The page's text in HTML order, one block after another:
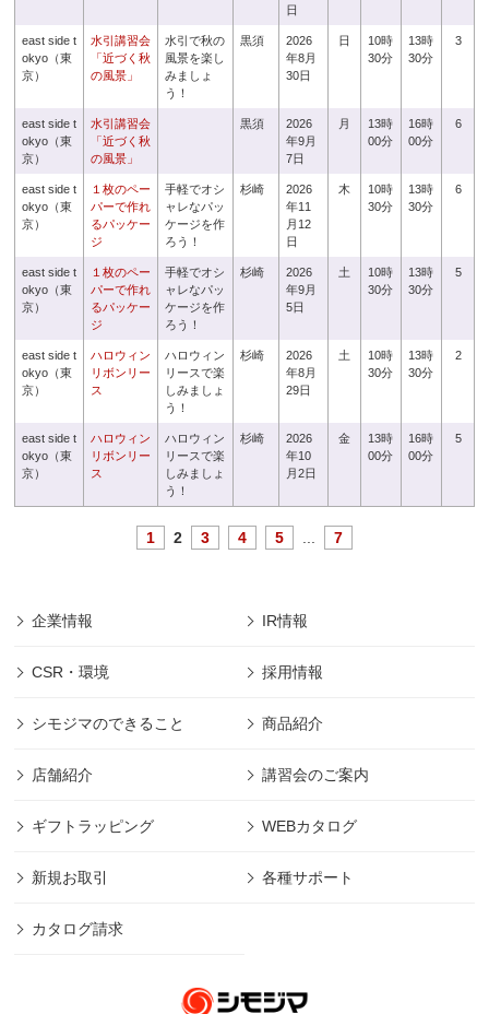
日
east side t
okyo（東
京）
水引講習会
「近づく秋
の風景」
水引で秋の
風景を楽し
みましょ
う！
黒須
2026
年8月
30日
日
10時
30分
13時
30分
3
east side t
okyo（東
京）
水引講習会
「近づく秋
の風景」
黒須
2026
年9月
7日
月
13時
00分
16時
00分
6
east side t
okyo（東
京）
１枚のペー
パーで作れ
るパッケー
ジ
手軽でオシ
ャレなパッ
ケージを作
ろう！
杉崎
2026
年11
月12
日
木
10時
30分
13時
30分
6
east side t
okyo（東
京）
１枚のペー
パーで作れ
るパッケー
ジ
手軽でオシ
ャレなパッ
ケージを作
ろう！
杉崎
2026
年9月
5日
土
10時
30分
13時
30分
5
east side t
okyo（東
京）
ハロウィン
リボンリー
ス
ハロウィン
リースで楽
しみましょ
う！
杉崎
2026
年8月
29日
土
10時
30分
13時
30分
2
east side t
okyo（東
京）
ハロウィン
リボンリー
ス
ハロウィン
リースで楽
しみましょ
う！
杉崎
2026
年10
月2日
金
13時
00分
16時
00分
5
1 2 3 4 5 7
企業情報 IR情報
CSR・環境 採用情報
シモジマのできること 商品紹介
店舗紹介 講習会のご案内
ギフトラッピング WEBカタログ
新規お取引 各種サポート
カタログ請求